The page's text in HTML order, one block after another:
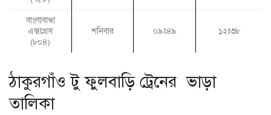
বাংলাবান্ধা
এক্সপ্রেস
(৮০৪)
শনিবার ০৯ঃ৪৯ ১২ঃ৩৮
ঠাকুরগাঁও টু ফুলবাড়ি ট্রেনের ভাড়া
তালিকা